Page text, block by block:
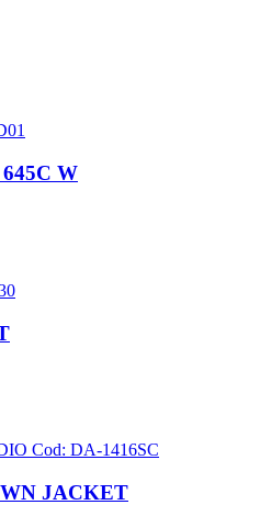
W
Cod: DA-1416SC
JACKET